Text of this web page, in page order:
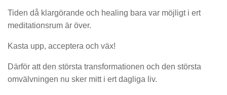
Tiden då klargörande och healing bara var möjligt i ert
meditationsrum är över.
Kasta upp, acceptera och väx!
Därför att den största transformationen och den största
omvälvningen nu sker mitt i ert dagliga liv.